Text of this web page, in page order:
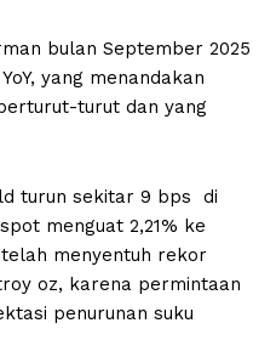
bulan September 2025
yang menandakan
turut dan yang
turun sekitar 9 bps di
menguat 2,21% ke
menyentuh rekor
oz, karena permintaan
penurunan suku